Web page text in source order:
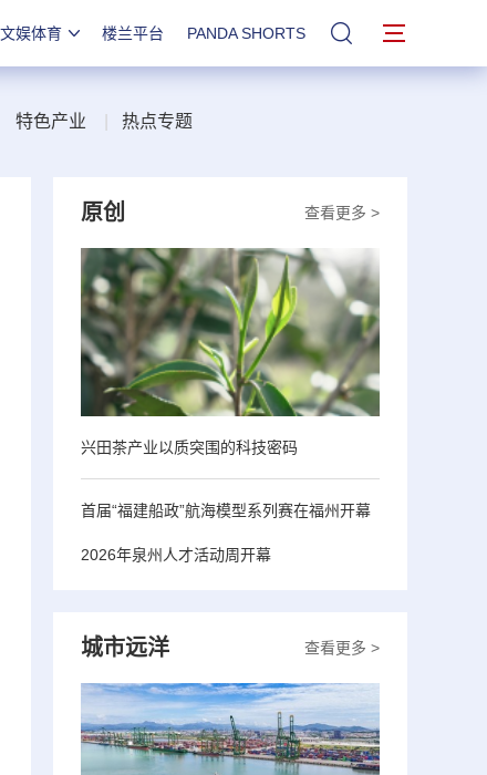
文娱体育 楼兰平台 PANDA SHORTS 站内搜索
特色产业 热点专题
查看更多 >
原创
兴田茶产业以质突围的科技密码
首届“福建船政”航海模型系列赛在福州开幕
2026年泉州人才活动周开幕
查看更多 >
城市远洋